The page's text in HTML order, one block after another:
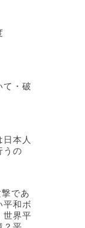
て・破
本人
うの
であ
平和ボ
界平